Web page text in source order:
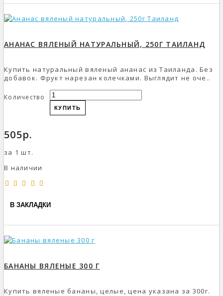
АНАНАС ВЯЛЕНЫЙ НАТУРАЛЬНЫЙ, 250Г ТАИЛАНД
Купить натуральный вяленый ананас из Таиланда. Без
добавок. Фрукт нарезан колечками. Выглядит не оче..
Количество
КУПИТЬ
505р.
за 1 шт.
В наличии
В ЗАКЛАДКИ
БАНАНЫ ВЯЛЕНЫЕ 300 Г
Купить вяленые бананы, целые, цена указана за 300г.